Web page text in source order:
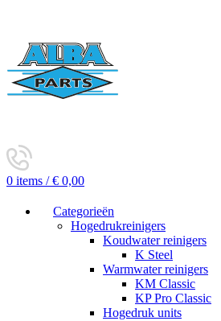
0 items / € 0,00
Categorieën
Hogedrukreinigers
Koudwater reinigers
K Steel
Warmwater reinigers
KM Classic
KP Pro Classic
Hogedruk units